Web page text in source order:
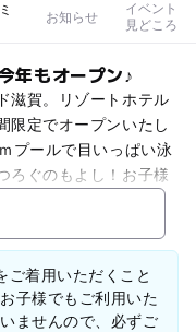
お知らせ
イベント
見どころ
年もオープン♪
滋賀。リゾートホテル
限定でオープンいたし
プールで目いっぱい泳
ろぐのもよし！お子様
ご着用いただくこと
子様でもご利用いた
ませんので、必ずご